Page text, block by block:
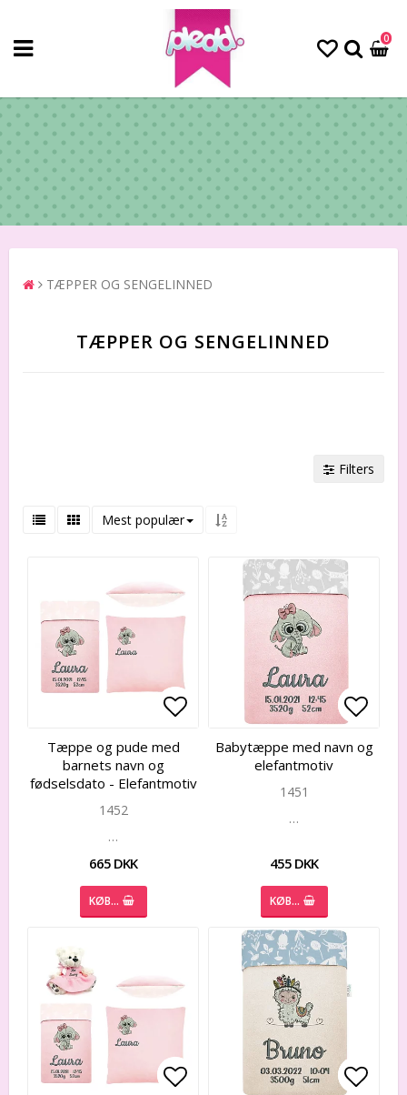
0
TÆPPER OG SENGELINNED
TÆPPER OG SENGELINNED
Filters
Mest populær
Add to list of favorites
Add to list of favorites
Tæppe og pude med
barnets navn og
fødselsdato - Elefantmotiv
1452
…
665 DKK
KØB…
Add
Add
Babytæppe med navn og
elefantmotiv
1451
…
455 DKK
KØB…